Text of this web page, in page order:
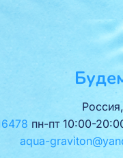
пн-пт 10:00-
aqua-